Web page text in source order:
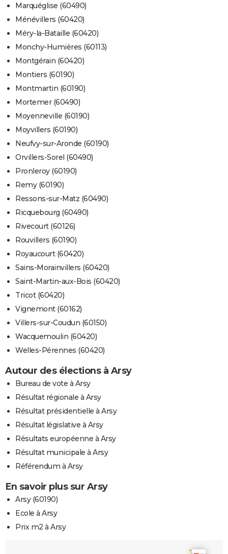
Marquéglise (60490)
Ménévillers (60420)
Méry-la-Bataille (60420)
Monchy-Humières (60113)
Montgérain (60420)
Montiers (60190)
Montmartin (60190)
Mortemer (60490)
Moyenneville (60190)
Moyvillers (60190)
Neufvy-sur-Aronde (60190)
Orvillers-Sorel (60490)
Pronleroy (60190)
Remy (60190)
Ressons-sur-Matz (60490)
Ricquebourg (60490)
Rivecourt (60126)
Rouvillers (60190)
Royaucourt (60420)
Sains-Morainvillers (60420)
Saint-Martin-aux-Bois (60420)
Tricot (60420)
Vignemont (60162)
Villers-sur-Coudun (60150)
Wacquemoulin (60420)
Welles-Pérennes (60420)
Autour des élections à Arsy
Bureau de vote à Arsy
Résultat régionale à Arsy
Résultat présidentielle à Arsy
Résultat législative à Arsy
Résultats européenne à Arsy
Résultat municipale à Arsy
Référendum à Arsy
En savoir plus sur Arsy
Arsy (60190)
Ecole à Arsy
Prix m2 à Arsy